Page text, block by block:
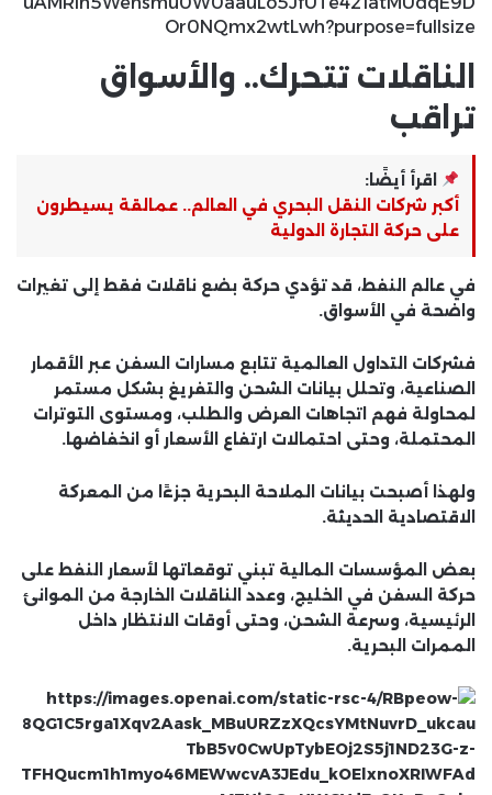
الناقلات تتحرك.. والأسواق
تراقب
اقرأ أيضًا:
أكبر شركات النقل البحري في العالم.. عمالقة يسيطرون
على حركة التجارة الدولية
في عالم النفط، قد تؤدي حركة بضع ناقلات فقط إلى تغيرات
واضحة في الأسواق.
فشركات التداول العالمية تتابع مسارات السفن عبر الأقمار
الصناعية، وتحلل بيانات الشحن والتفريغ بشكل مستمر
لمحاولة فهم اتجاهات العرض والطلب، ومستوى التوترات
المحتملة، وحتى احتمالات ارتفاع الأسعار أو انخفاضها.
ولهذا أصبحت بيانات الملاحة البحرية جزءًا من المعركة
الاقتصادية الحديثة.
بعض المؤسسات المالية تبني توقعاتها لأسعار النفط على
حركة السفن في الخليج، وعدد الناقلات الخارجة من الموانئ
الرئيسية، وسرعة الشحن، وحتى أوقات الانتظار داخل
الممرات البحرية.